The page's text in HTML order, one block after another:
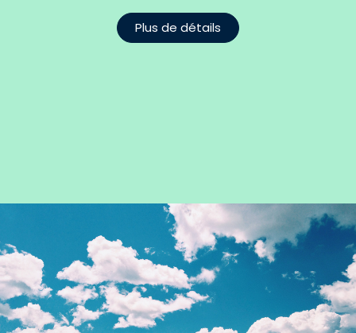
Plus de détails